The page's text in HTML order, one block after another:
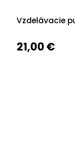
Vzdelávacie
21,00 €